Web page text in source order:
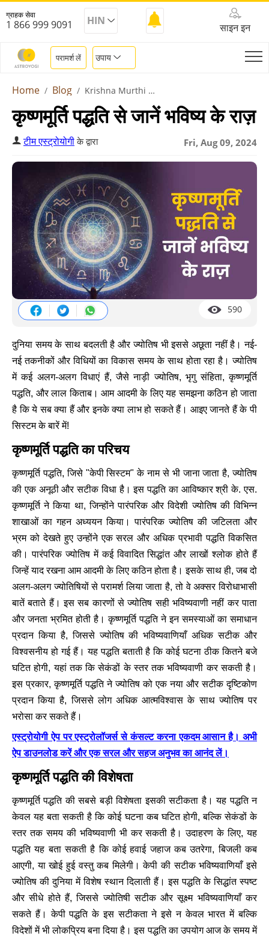
ग्राहक सेवा
1 866 999 9091 HIN
साइन इन
परामर्श लें उपाय
Home Blog Krishna Murthi Paddhati System In Astrology
कृष्णमूर्ति पद्धति से जानें भविष्य के राज़
Fri, Aug 09, 2024
टीम एस्ट्रोयोगीके द्वारा
590
दुनिया समय के साथ बदलती है और ज्योतिष भी इससे अछूता नहीं है। नई-
नई तकनीकों और विधियों का विकास समय के साथ होता रहा है। ज्योतिष
में कई अलग-अलग विधाएं हैं, जैसे नाड़ी ज्योतिष, भृगु संहिता, कृष्णमूर्ति
पद्धति, और लाल किताब। आम आदमी के लिए यह समझना कठिन हो जाता
है कि ये सब क्या हैं और इनके क्या लाभ हो सकते हैं। आइए जानते हैं के पी
सिस्टम के बारें में!
कृष्णमूर्ति पद्धति का परिचय
कृष्णमूर्ति पद्धति, जिसे "केपी सिस्टम" के नाम से भी जाना जाता है, ज्योतिष
की एक अनूठी और सटीक विधा है। इस पद्धति का आविष्कार श्री के. एस.
कृष्णमूर्ति ने किया था, जिन्होंने पारंपरिक और विदेशी ज्योतिष की विभिन्न
शाखाओं का गहन अध्ययन किया। पारंपरिक ज्योतिष की जटिलता और
भ्रम को देखते हुए उन्होंने एक सरल और अधिक प्रभावी पद्धति विकसित
की। पारंपरिक ज्योतिष में कई विवादित सिद्धांत और लाखों श्लोक होते हैं
जिन्हें याद रखना आम आदमी के लिए कठिन होता है। इसके साथ ही, जब दो
अलग-अलग ज्योतिषियों से परामर्श लिया जाता है, तो वे अक्सर विरोधाभासी
बातें बताते हैं। इस सब कारणों से ज्योतिष सही भविष्यवाणी नहीं कर पाता
और जनता भ्रमित होती है। कृष्णमूर्ति पद्धति ने इन समस्याओं का समाधान
प्रदान किया है, जिससे ज्योतिष की भविष्यवाणियाँ अधिक सटीक और
विश्वसनीय हो गई हैं। यह पद्धति बताती है कि कोई घटना ठीक कितने बजे
घटित होगी, यहां तक कि सेकंडों के स्तर तक भविष्यवाणी कर सकती है।
इस प्रकार, कृष्णमूर्ति पद्धति ने ज्योतिष को एक नया और सटीक दृष्टिकोण
प्रदान किया है, जिससे लोग अधिक आत्मविश्वास के साथ ज्योतिष पर
भरोसा कर सकते हैं।
एस्ट्रोयोगी ऐप पर एस्ट्रोलॉजर्स से कंसल्ट करना एकदम आसान है। अभी
ऐप डाउनलोड करें और एक सरल और सहज अनुभव का आनंद लें।
कृष्णमूर्ति पद्धति की विशेषता
कृष्णमूर्ति पद्धति की सबसे बड़ी विशेषता इसकी सटीकता है। यह पद्धति न
केवल यह बता सकती है कि कोई घटना कब घटित होगी, बल्कि सेकंडों के
स्तर तक समय की भविष्यवाणी भी कर सकती है। उदाहरण के लिए, यह
पद्धति यह बता सकती है कि कोई हवाई जहाज कब उतरेगा, बिजली कब
आएगी, या खोई हुई वस्तु कब मिलेगी। केपी की सटीक भविष्यवाणियाँ इसे
ज्योतिष की दुनिया में विशेष स्थान दिलाती हैं। इस पद्धति के सिद्धांत स्पष्ट
और सीधे होते हैं, जिससे ज्योतिषी सटीक और सूक्ष्म भविष्यवाणियाँ कर
सकते हैं। केपी पद्धति के इस सटीकता ने इसे न केवल भारत में बल्कि
विदेशों में भी लोकप्रिय बना दिया है। इस पद्धति का उपयोग आज के समय में